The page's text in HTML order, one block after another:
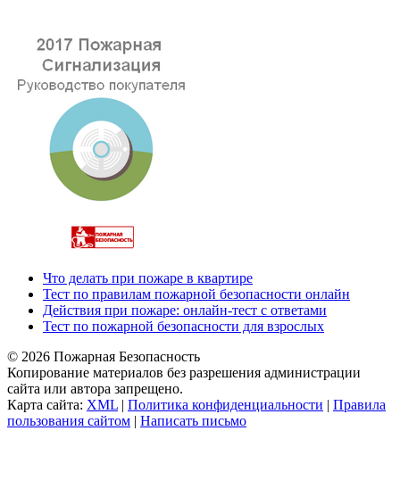
Что делать при пожаре в квартире
Тест по правилам пожарной безопасности онлайн
Действия при пожаре: онлайн-тест с ответами
Тест по пожарной безопасности для взрослых
© 2026 Пожарная Безопасность
Копирование материалов без разрешения администрации
сайта или автора запрещено.
Карта сайта: XML | Политика конфиденциальности | Правила
пользования сайтом | Написать письмо